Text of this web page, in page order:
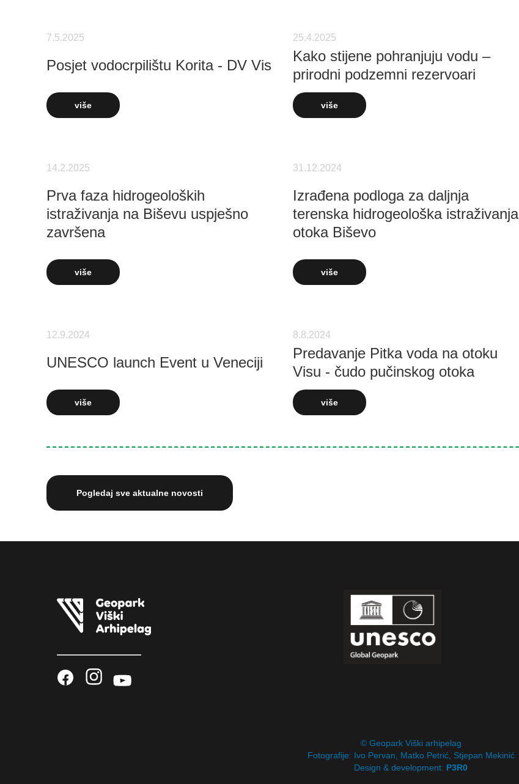
7.5.2025
Posjet vodocrpilištu Korita - DV Vis
više
25.4.2025
Kako stijene pohranjuju vodu –
prirodni podzemni rezervoari
više
14.2.2025
Prva faza hidrogeoloških
istraživanja na Biševu uspješno
završena
više
31.12.2024
Izrađena podloga za daljnja
terenska hidrogeološka istraživanja
otoka Biševo
više
12.9.2024
UNESCO launch Event u Veneciji
više
8.8.2024
Predavanje Pitka voda na otoku
Visu - čudo pučinskog otoka
više
Pogledaj sve aktualne novosti
© Geopark Viški arhipelag
Fotografije: Ivo Pervan, Matko Petrić, Stjepan Mekinić
Design & development: P3R0